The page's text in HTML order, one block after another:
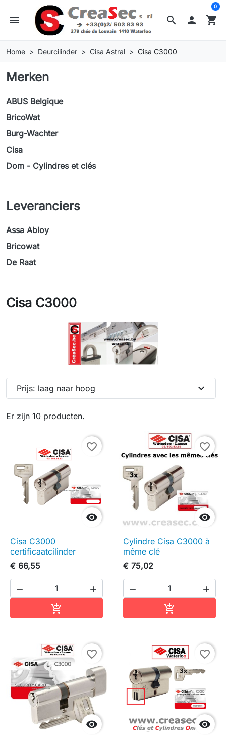
search
menu  shopping_cart
0
Home Deurcilinder Cisa Astral Cisa C3000
Merken
ABUS Belgique
BricoWat
Burg-Wachter
Cisa
Dom - Cylindres et clés
Leveranciers
Assa Abloy
Bricowat
De Raat
Cisa C3000
Er zijn 10 producten.
Prijs: laag naar hoog expand_more

favorite_border
Cisa C3000
certificaatcilinder
€ 66,55
 


favorite_border
Cylindre Cisa C3000 à
même clé
€ 75,02
 


favorite_border

favorite_border